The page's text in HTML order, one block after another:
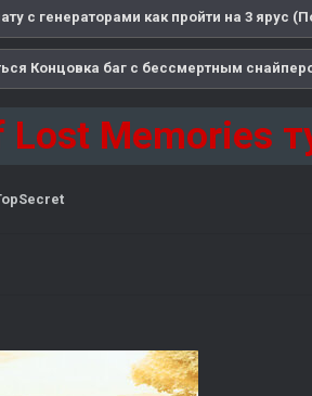
с генераторами как пройти на 3 ярус
Концовка баг с бессмертным
Lost Memories